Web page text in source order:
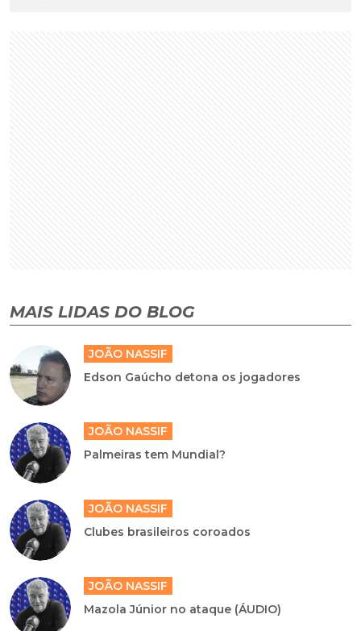
MAIS LIDAS DO BLOG
JOÃO NASSIF
Edson Gaúcho detona os jogadores
JOÃO NASSIF
Palmeiras tem Mundial?
JOÃO NASSIF
Clubes brasileiros coroados
JOÃO NASSIF
Mazola Júnior no ataque (ÁUDIO)